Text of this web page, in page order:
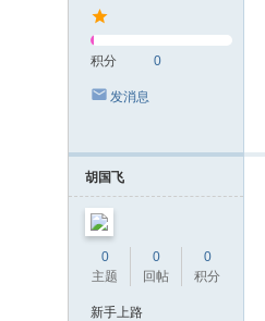
积分 0
发消息
胡国飞
0
主题
0
回帖
0
积分
新手上路